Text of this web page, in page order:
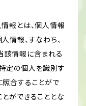
報とは、個人情報
情報、すなわち、
該情報に含まれる
定の個人を識別す
照合することがで
ができることとな